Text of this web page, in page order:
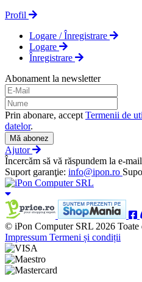
Profil
Logare / Înregistrare
Logare
Înregistrare
Abonament la newsletter
Prin abonare, accept Termenii de
datelor.
Mă abonez
Ajutor
Încercăm să vă răspundem la e-
Suport garanţie: info@ipon.ro
© iPon Computer SRL 2026 Toate
Impressum Termeni și condiții